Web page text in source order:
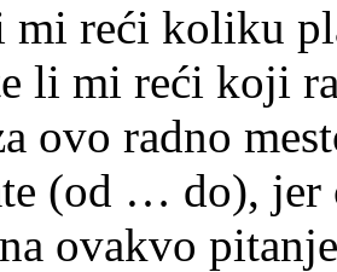
mi reći koliku
li mi reći koji
ovo radno
(od … do), jer
ovakvo